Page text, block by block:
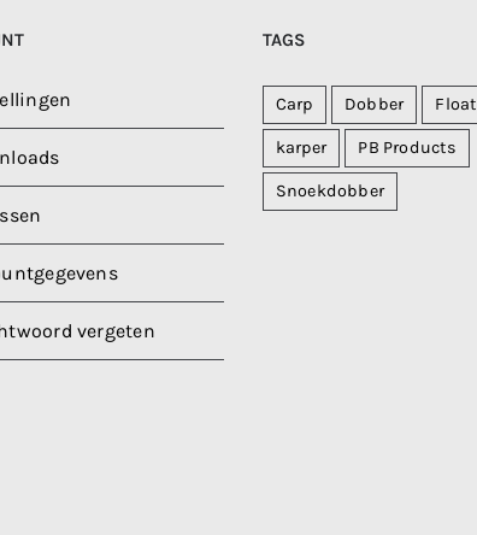
vergeten
TAGS
Carp Dobber Float
karper PB Products
Snoekdobber